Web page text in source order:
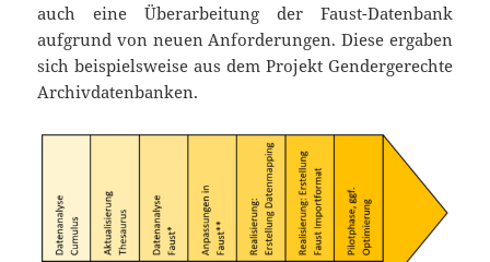
auch eine Überarbeitung der Faust-Datenbank
aufgrund von neuen Anforderungen. Diese ergaben
sich beispielsweise aus dem Projekt Gendergerechte
Archivdatenbanken.